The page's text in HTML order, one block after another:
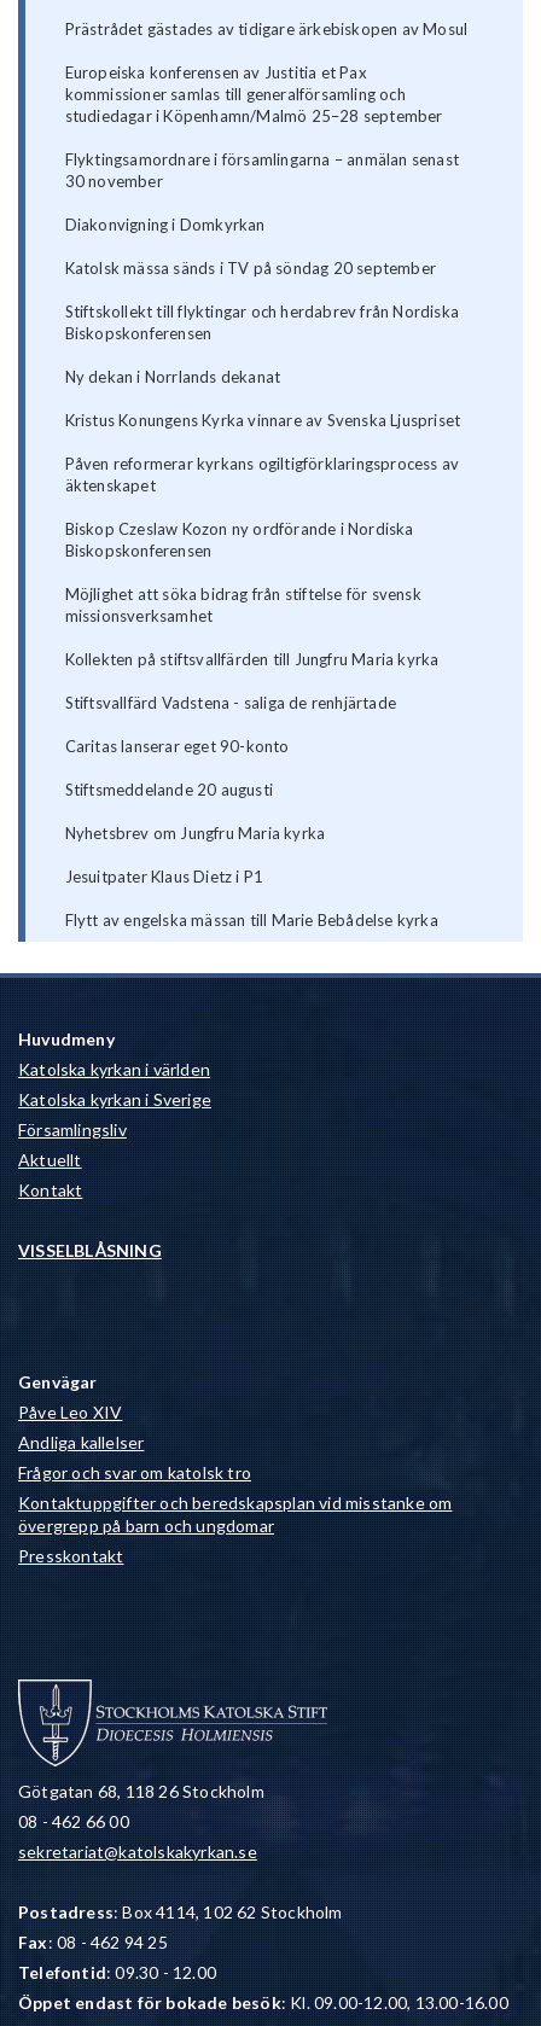
Prästrådet gästades av tidigare ärkebiskopen av Mosul
Europeiska konferensen av Justitia et Pax
kommissioner samlas till generalförsamling och
studiedagar i Köpenhamn/Malmö 25–28 september
Flyktingsamordnare i församlingarna – anmälan senast
30 november
Diakonvigning i Domkyrkan
Katolsk mässa sänds i TV på söndag 20 september
Stiftskollekt till flyktingar och herdabrev från Nordiska
Biskopskonferensen
Ny dekan i Norrlands dekanat
Kristus Konungens Kyrka vinnare av Svenska Ljuspriset
Påven reformerar kyrkans ogiltigförklaringsprocess av
äktenskapet
Biskop Czeslaw Kozon ny ordförande i Nordiska
Biskopskonferensen
Möjlighet att söka bidrag från stiftelse för svensk
missionsverksamhet
Kollekten på stiftsvallfärden till Jungfru Maria kyrka
Stiftsvallfärd Vadstena - saliga de renhjärtade
Caritas lanserar eget 90-konto
Stiftsmeddelande 20 augusti
Nyhetsbrev om Jungfru Maria kyrka
Jesuitpater Klaus Dietz i P1
Flytt av engelska mässan till Marie Bebådelse kyrka
Huvudmeny
Katolska kyrkan i världen
Katolska kyrkan i Sverige
Församlingsliv
Aktuellt
Kontakt
VISSELBLÅSNING
Genvägar
Påve Leo XIV
Andliga kallelser
Frågor och svar om katolsk tro
Kontaktuppgifter och beredskapsplan vid misstanke om
övergrepp på barn och ungdomar
Presskontakt
Götgatan 68, 118 26 Stockholm
08 - 462 66 00
sekretariat@katolskakyrkan.se
Postadress: Box 4114, 102 62 Stockholm
Fax: 08 - 462 94 25
Telefontid: 09.30 - 12.00
Öppet endast för bokade besök: Kl. 09.00-12.00, 13.00-16.00